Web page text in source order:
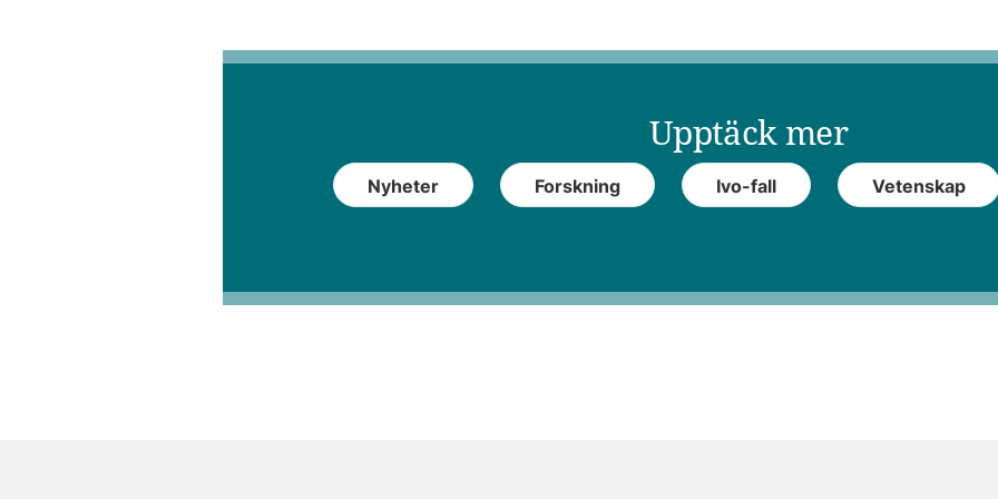
Upptäck mer
Nyheter Forskning Ivo-fall Vetenskap